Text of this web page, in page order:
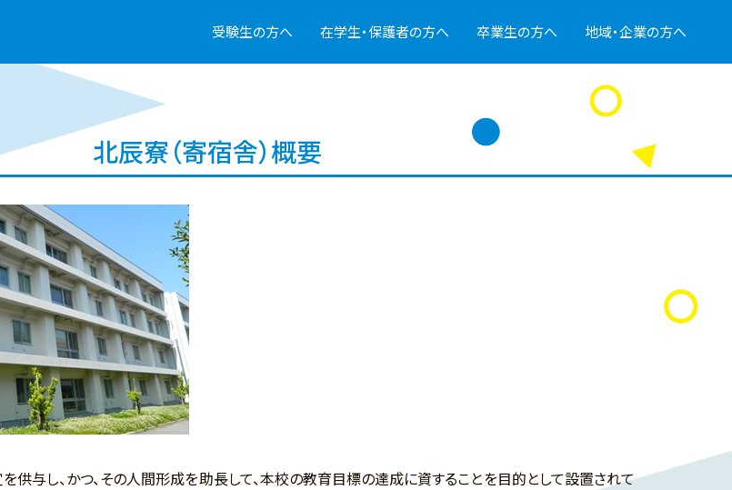
受験生の方へ 在学生・保護者の方へ 卒業生の方へ 地域・企業の方へ
北辰寮（寄宿舎）概要
与し、かつ、その人間形成を助長して、本校の教育目標の達成に資することを目的として設置されて